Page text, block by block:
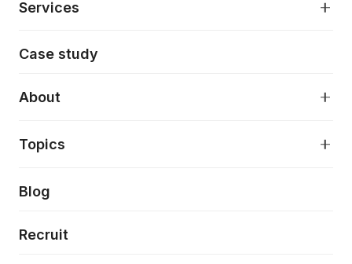
Services
AI駆動開発支援
モダナイゼーション
特徴量エンジニアリングと生成AI
デジタルプロダクトデザイン
デザインシステム構築支援
フロントエンド開発
Case study
About
About
当社が目指しているもの
Topics
Press release
News
Blog
Recruit